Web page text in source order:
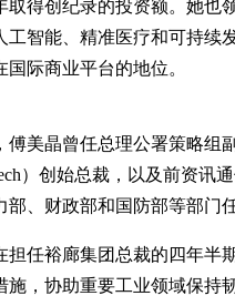
取得创纪录的投资额。她也
工智能、精准医疗和可持续
际商业平台的地位。
美晶曾任总理公署策略组
）创始总裁，以及前资讯
部、财政部和国防部等部门任
担任裕廊集团总裁的四年半
施，协助重要工业领域保持